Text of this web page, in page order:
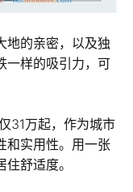
地的亲密，以及独
一样的吸引力，可
31万起，作为城市
和实用性。用一张
舒适度。